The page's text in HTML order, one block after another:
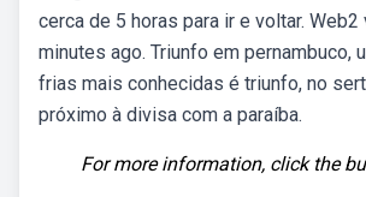
cerca de 5 horas para ir e voltar.
minutes ago. Triunfo em pernambuco,
frias mais conhecidas é triunfo, no
próximo à divisa com a paraíba.
For more information, click the